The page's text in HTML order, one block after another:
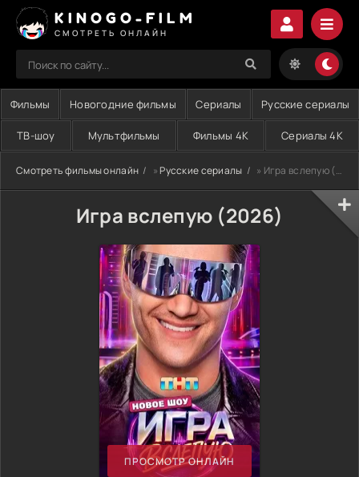
KINOGO-FILM
СМОТРЕТЬ ОНЛАЙН
Фильмы Новогодние фильмы Сериалы Русские сериалы
ТВ-шоу Мультфильмы Фильмы 4K Сериалы 4K
Смотреть фильмы онлайн »Русские сериалы » Игра вслепую (2026)
Игра вслепую (2026)
ПРОСМОТР ОНЛАЙН